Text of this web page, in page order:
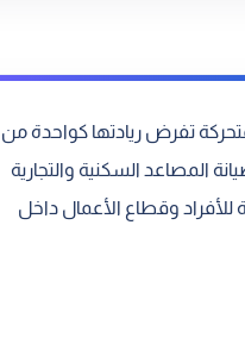
تفرض ريادتها كواحدة من
المصاعد السكنية والتجارية
للأفراد وقطاع الأعمال داخل